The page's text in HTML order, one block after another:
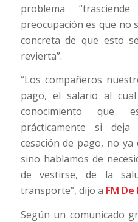
problema
preocupación es que no
concreta de que esto
revierta”.
“Los compañeros
pago, el salario al
conocimiento que
prácticamente si
cesación de pago, no
sino hablamos de
de vestirse, de la
transporte”, dijo a FM De
Según un comunicado